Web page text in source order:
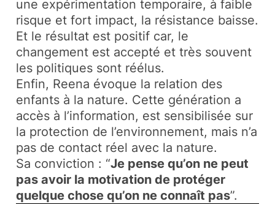
une expérimentation temporaire, à faible
risque et fort impact, la résistance baisse.
Et le résultat est positif car, le
changement est accepté et très souvent
les politiques sont réélus.
Enfin, Reena évoque la relation des
enfants à la nature. Cette génération a
accès à l’information, est sensibilisée sur
la protection de l’environnement, mais n’a
pas de contact réel avec la nature.
Sa conviction : “Je pense qu’on ne peut
pas avoir la motivation de protéger
quelque chose qu’on ne connaît pas”.